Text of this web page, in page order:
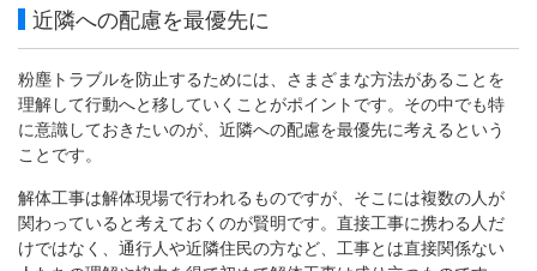
近隣への配慮を最優先に
粉塵トラブルを防止するためには、さまざまな方法があることを
理解して行動へと移していくことがポイントです。その中でも特
に意識しておきたいのが、近隣への配慮を最優先に考えるという
ことです。
解体工事は解体現場で行われるものですが、そこには複数の人が
関わっていると考えておくのが賢明です。直接工事に携わる人だ
けではなく、通行人や近隣住民の方など、工事とは直接関係ない